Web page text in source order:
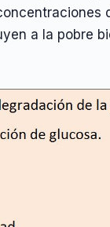
a la pobre